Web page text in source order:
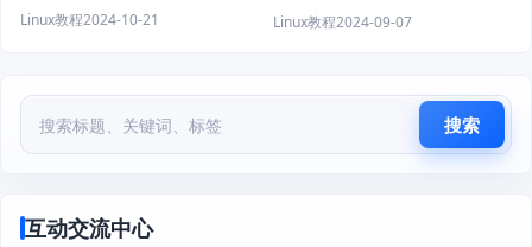
Linux教程2024-10-21 Linux教程2024-09-07
搜索
互动交流中心